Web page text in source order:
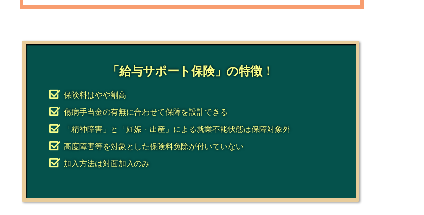
「給与サポート保険」の特徴！
保険料はやや割高
傷病手当金の有無に合わせて保障を設計できる
「精神障害」と「妊娠・出産」による就業不能状態は保障対象外
高度障害等を対象とした保険料免除が付いていない
加入方法は対面加入のみ